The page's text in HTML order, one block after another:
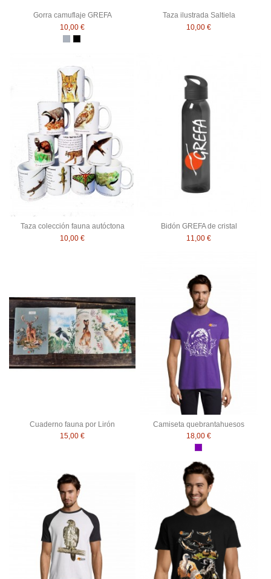
Gorra camuflaje GREFA
10,00 €
GrisNegro
Taza ilustrada Saltiela
10,00 €
Taza colección fauna autóctona
10,00 €
Bidón GREFA de cristal
11,00 €
Cuaderno fauna por Lirón
15,00 €
Camiseta quebrantahuesos
18,00 €
Morado